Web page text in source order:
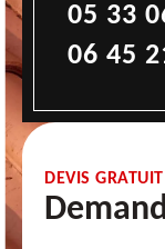
05 33
06 45
DEVIS GRATUIT